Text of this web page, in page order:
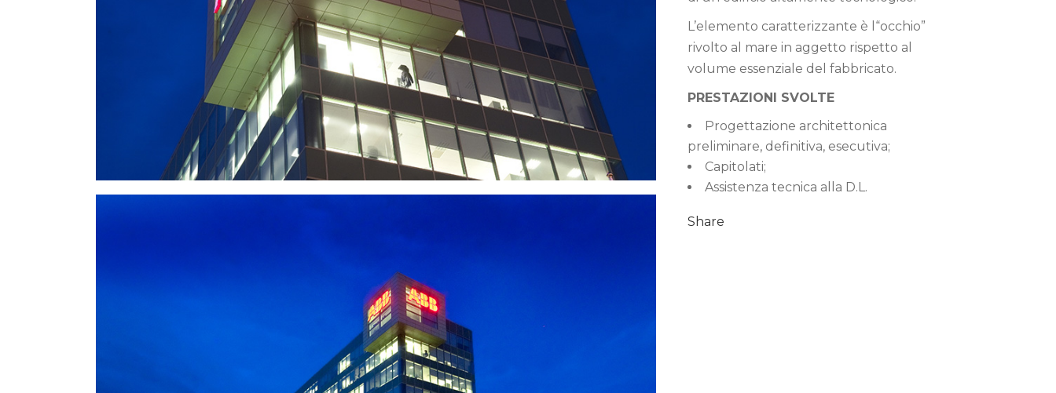
L’elemento caratterizzante è l“occhio”
rivolto al mare in aggetto rispetto al
volume essenziale del fabbricato.
PRESTAZIONI SVOLTE
Progettazione architettonica
preliminare, definitiva, esecutiva;
Capitolati;
Assistenza tecnica alla D.L.
Share